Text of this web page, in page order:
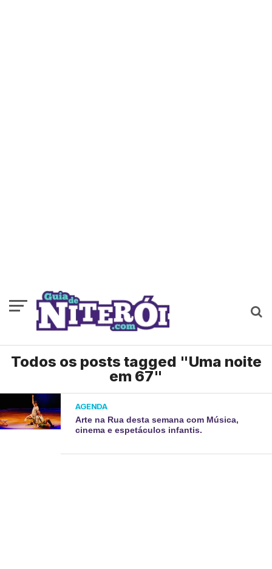
Todos os posts tagged "Uma noite
em 67"
AGENDA
Arte na Rua desta semana com Música,
cinema e espetáculos infantis.